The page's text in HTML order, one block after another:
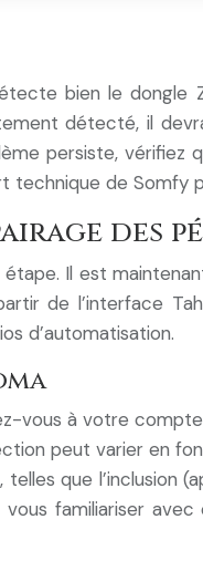
bien le
détecté, il
persiste, vérifiez
de Somfy
des
Il est
de l’interface
d’automatisation.
vous à votre
peut varier en
que l’inclusion
familiariser